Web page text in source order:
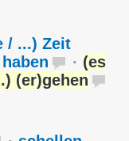
/ ...) Zeit
· (es
(er)gehen